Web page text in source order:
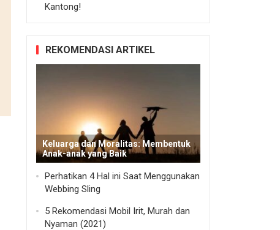
Kantong!
REKOMENDASI ARTIKEL
Keluarga dan Moralitas: Membentuk
Anak-anak yang Baik
Perhatikan 4 Hal ini Saat Menggunakan
Webbing Sling
5 Rekomendasi Mobil Irit, Murah dan
Nyaman (2021)